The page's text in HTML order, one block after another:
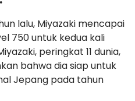
lalu, Miyazaki mencapai
750 untuk kedua kali
peringkat 11 dunia,
bahwa dia siap untuk
Jepang pada tahun